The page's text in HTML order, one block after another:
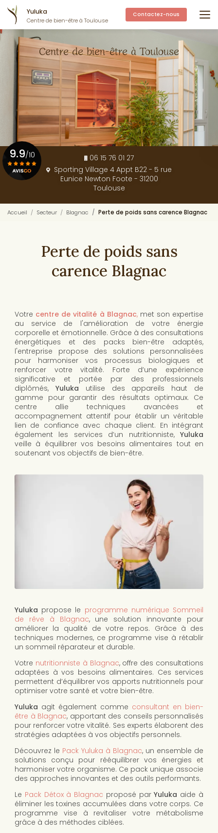
au
contenu
principal
Yuluka
Centre de bien-être à Toulouse
Contactez-nous
Centre de bien-être à Toulouse
06 15 76 01 27
Sporting Village 4 Appt B22 - 5 rue
Eunice Newton Foote - 31200
Toulouse
9.9/10
Accueil Secteur Blagnac Perte de poids sans carence Blagnac
Perte de poids sans
carence Blagnac
Votre centre de vitalité à Blagnac, met son expertise
au service de l'amélioration de votre énergie
corporelle et émotionnelle. Grâce à des consultations
énergétiques et des packs bien-être adaptés,
l'entreprise propose des solutions personnalisées
pour harmoniser vos processus biologiques et
renforcer votre vitalité. Forte d’une expérience
significative et portée par des professionnels
diplômés, Yuluka utilise des appareils haut de
gamme pour garantir des résultats optimaux. Ce
centre allie techniques avancées et
accompagnement attentif pour établir un véritable
lien de confiance avec chaque client. En intégrant
également les services d’un nutritionniste, Yuluka
veille à équilibrer vos besoins alimentaires tout en
soutenant vos objectifs de bien-être.
Yuluka propose le programme numérique Sommeil
de rêve à Blagnac, une solution innovante pour
améliorer la qualité de votre repos. Grâce à des
techniques modernes, ce programme vise à rétablir
un sommeil réparateur et durable.
Votre nutritionniste à Blagnac, offre des consultations
adaptées à vos besoins alimentaires. Ces services
permettent d’équilibrer vos apports nutritionnels pour
optimiser votre santé et votre bien-être.
Yuluka agit également comme consultant en bien-
être à Blagnac, apportant des conseils personnalisés
pour renforcer votre vitalité. Ses experts élaborent des
stratégies adaptées à vos objectifs personnels.
Découvrez le Pack Yuluka à Blagnac, un ensemble de
solutions conçu pour rééquilibrer vos énergies et
harmoniser votre organisme. Ce pack unique associe
des approches innovantes et des outils performants.
Le Pack Détox à Blagnac proposé parYuluka aide à
éliminer les toxines accumulées dans votre corps. Ce
programme vise à revitaliser votre métabolisme
grâce à des méthodes ciblées.